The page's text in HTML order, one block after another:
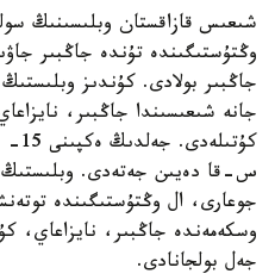
شىعىس قازاقستان وبلىسىنىڭ
وڭتۇستىگىندە تۇندە جاڭبىر
جاڭبىر بولادى. كۇندىز
جانە شىعىسىندا جاڭبىر،
س-قا دەيىن جەتەدى. وبلىستىڭ
جوعارى، ال وڭتۇستىگىندە
وسكەمەندە جاڭبىر، نايزاعاي،
جەل بولجانادى.